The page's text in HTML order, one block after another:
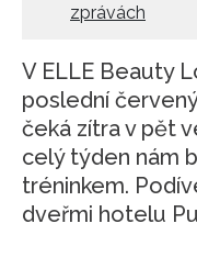
zprávách
V ELLE Beauty
poslední
čeká zítra v pět
celý týden nám
tréninkem.
dveřmi hotelu